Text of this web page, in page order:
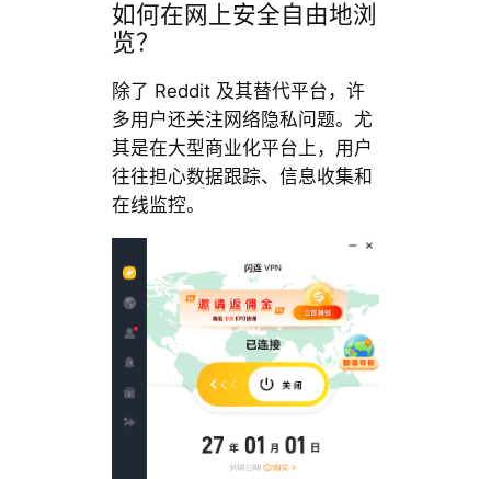
如何在网上安全自由地浏
览？
除了 Reddit 及其替代平台，许
多用户还关注网络隐私问题。尤
其是在大型商业化平台上，用户
往往担心数据跟踪、信息收集和
在线监控。